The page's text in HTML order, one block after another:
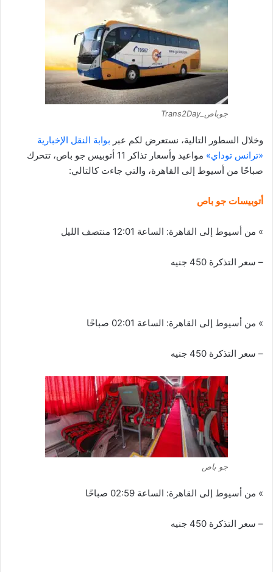
جوباص_Trans2Day
وخلال السطور التالية، نستعرض لكم عبر بوابة النقل الإخبارية
«ترانس توداي»
مواعيد وأسعار تذاكر 11 أتوبيس جو باص، تتحرك
صباحًا من أسيوط إلى القاهرة، والتي جاءت كالتالي:
أتوبيسات جو باص
» من أسيوط إلى القاهرة: الساعة 12:01 منتصف الليل
– سعر التذكرة 450 جنيه
» من أسيوط إلى القاهرة: الساعة 02:01 صباحًا
– سعر التذكرة 450 جنيه
جو باص
» من أسيوط إلى القاهرة: الساعة 02:59 صباحًا
– سعر التذكرة 450 جنيه